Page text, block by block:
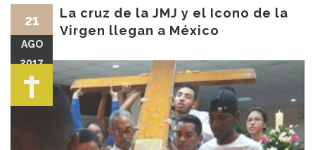
La cruz de la JMJ y el Icono de la
Virgen llegan a México
21
AGO
2017